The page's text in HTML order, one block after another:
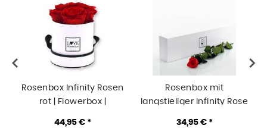
Rosenbox Infinity Rosen
rot | Flowerbox |
white
44,95 € *
Rosenbox mit
langstieliger Infinity Rose
Blumenbox | white
34,95 € *